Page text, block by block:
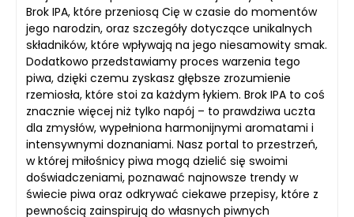
Brok IPA, które przeniosą Cię w czasie do momentów
jego narodzin, oraz szczegóły dotyczące unikalnych
składników, które wpływają na jego niesamowity smak.
Dodatkowo przedstawiamy proces warzenia tego
piwa, dzięki czemu zyskasz głębsze zrozumienie
rzemiosła, które stoi za każdym łykiem. Brok IPA to coś
znacznie więcej niż tylko napój – to prawdziwa uczta
dla zmysłów, wypełniona harmonijnymi aromatami i
intensywnymi doznaniami. Nasz portal to przestrzeń,
w której miłośnicy piwa mogą dzielić się swoimi
doświadczeniami, poznawać najnowsze trendy w
świecie piwa oraz odkrywać ciekawe przepisy, które z
pewnością zainspirują do własnych piwnych